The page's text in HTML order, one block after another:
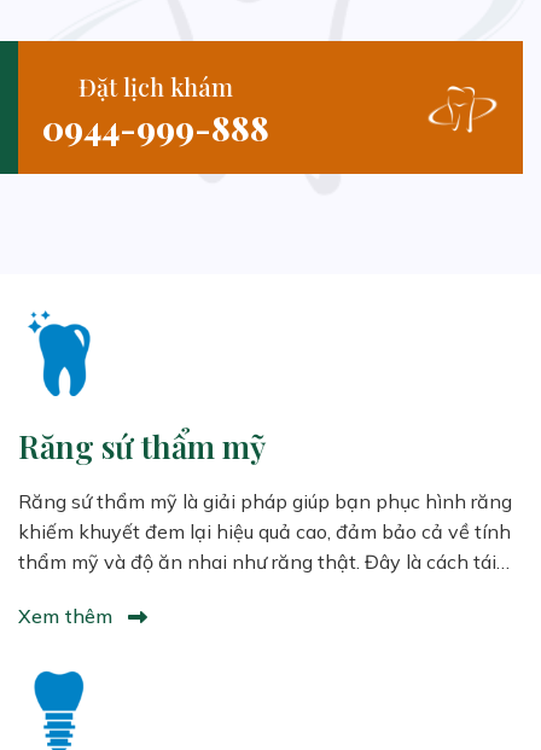
Đặt lịch khám
0944-999-888
Răng sứ thẩm mỹ
Răng sứ thẩm mỹ là giải pháp giúp bạn phục hình răng
khiếm khuyết đem lại hiệu quả cao, đảm bảo cả về tính
thẩm mỹ và độ ăn nhai như răng thật. Đây là cách tái
Xem thêm